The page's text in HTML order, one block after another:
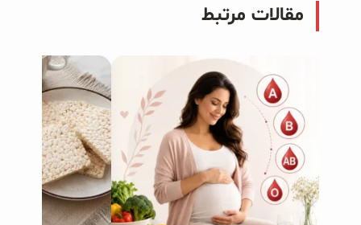
مقالات مرتبط